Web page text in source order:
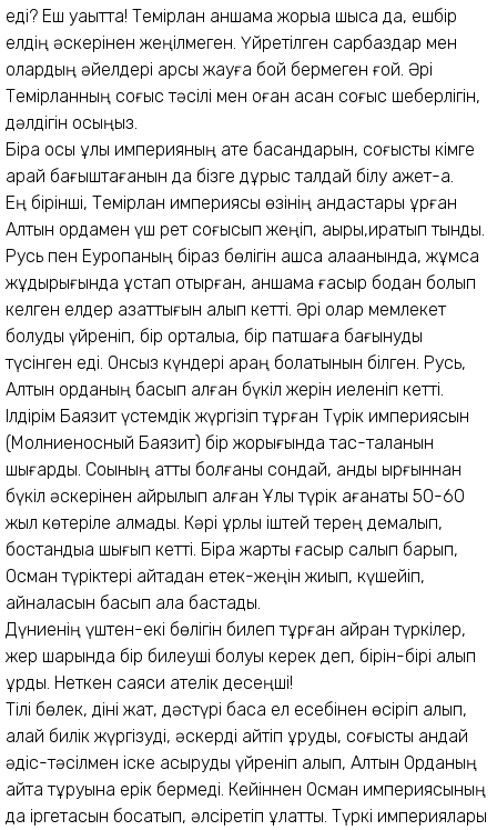
еді? Еш уақытта! Темірлан қаншама жорыққа шықса да, ешбір
елдің әскерінен жеңілмеген. Үйретілген сарбаздар мен
олардың әйелдері қарсы жауға бой бермеген ғой. Әрі
Темірланның соғыс тәсілі мен оған асқан соғыс шеберлігін,
дәлдігін қосыңыз.
Бірақ осы ұлы империяның қате басқандарын, соғысты кімге
қарай бағыштағанын да бізге дұрыс талдай білу қажет-ақ.
Ең бірінші, Темірлан империясы өзінің қандастары құрған
Алтын ордамен үш рет соғысып жеңіп, ақыры,қиратып тынды.
Русь пен Еуропаның біраз бөлігін ашса алақанында, жұмса
жұдырығында ұстап отырған, қаншама ғасыр бодан болып
келген елдер азаттығын алып кетті. Әрі олар мемлекет
болуды үйреніп, бір орталыққа, бір патшаға бағынуды
түсінген еді. Онсыз күндері қараң болатынын білген. Русь,
Алтын орданың басып алған бүкіл жерін иеленіп кетті.
Ілдірім Баязит үстемдік жүргізіп тұрған Түрік империясын
(Молниеносный Баязит) бір жорығында тас-талқанын
шығарды. Соққының қатты болғаны сондай, қанды қырғыннан
бүкіл әскерінен айрылып қалған Ұлы түрік қағанаты 50-60
жыл көтеріле алмады. Кәрі құрлық іштей терең демалып,
бостандыққа шығып кетті. Бірақ жарты ғасыр салып барып,
Осман түріктері қайтадан етек-жеңін жиып, күшейіп,
айналасын басып ала бастады.
Дүниенің үштен-екі бөлігін билеп тұрған қайран түркілер,
жер шарында бір билеуші болуы керек деп, бірін-бірі алып
ұрды. Неткен саяси қателік десеңші!
Тілі бөлек, діні жат, дәстүрі басқа ел есебінен өсіріп алып,
қалай билік жүргізуді, әскерді қайтіп құруды, соғысты қандай
әдіс-тәсілмен іске асыруды үйреніп алып, Алтын Орданың
қайта тұруына ерік бермеді. Кейіннен Осман империясының
да іргетасын босатып, әлсіретіп құлатты. Түркі империялары